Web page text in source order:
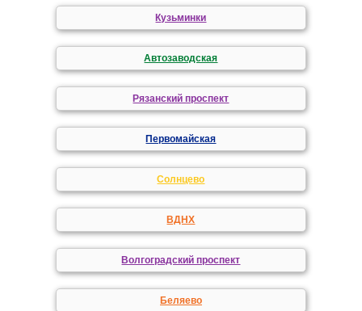
Кузьминки
Автозаводская
Рязанский проспект
Первомайская
Солнцево
ВДНХ
Волгоградский проспект
Беляево